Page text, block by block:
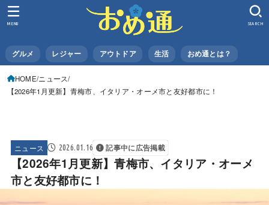
グルメ レジャー アウトドア 生活 おめ通とは？
SEARCH
MENU
HOME ニュース
【2026年1月更新】青梅市、イタリア・オーメ市と友好都市に！
ニュース 2026.01.16 記事中に広告掲載
【2026年1月更新】青梅市、イタリア・オーメ
市と友好都市に！